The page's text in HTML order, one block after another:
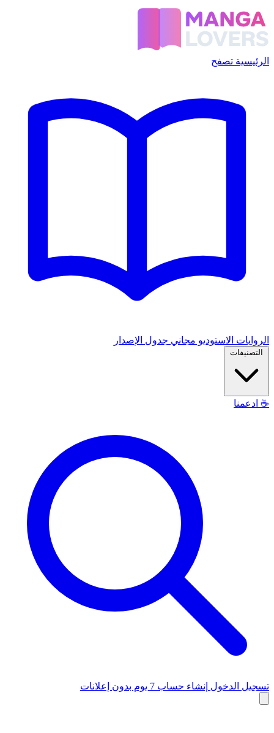
الرئيسية تصفح
الروايات الاستوديو مجاني جدول الإصدار
التصنيفات
☕ ادعمنا
تسجيل الدخول إنشاء حساب 7 يوم بدون إعلانات